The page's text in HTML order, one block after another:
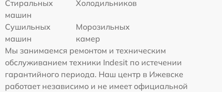
Стиральных
машин
Холодильников
Сушильных
машин
Морозильных
камер
Мы занимаемся ремонтом и техническим
обслуживанием техники Indesit по истечении
гарантийного периода. Наш центр в Ижевске
работает независимо и не имеет официальной